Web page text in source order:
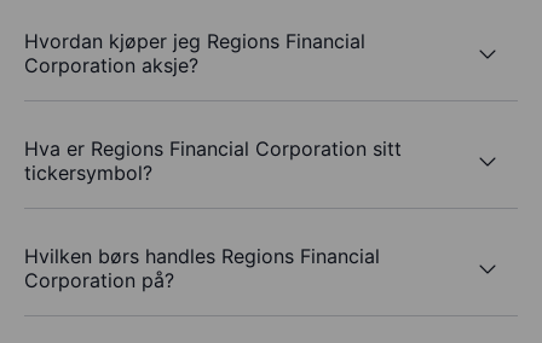
Hvordan kjøper jeg Regions Financial
Corporation aksje?
Hva er Regions Financial Corporation sitt
tickersymbol?
Hvilken børs handles Regions Financial
Corporation på?